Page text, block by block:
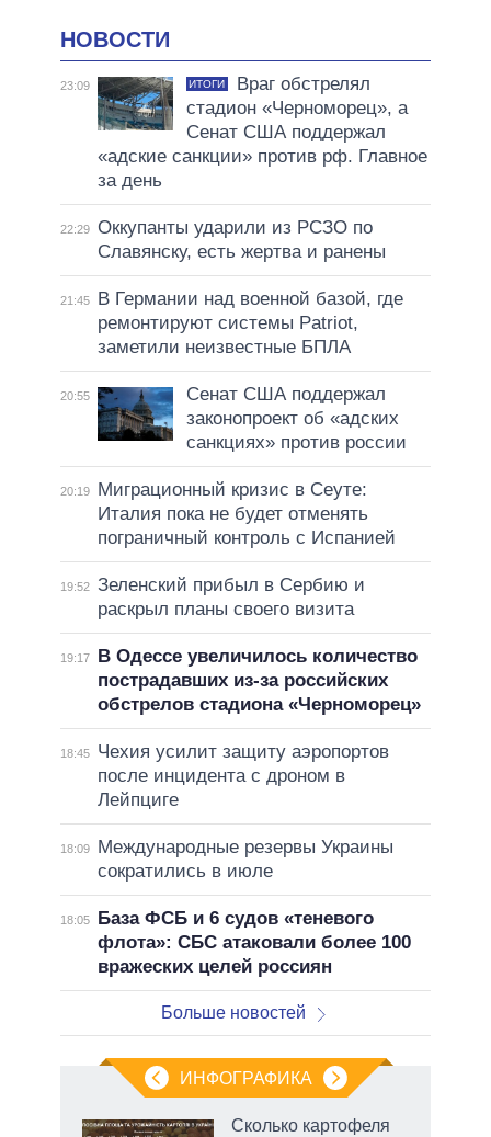
НОВОСТИ
23:09 ИТОГИ
Враг обстрелял
стадион «Черноморец», а
Сенат США поддержал
«адские санкции» против рф. Главное
за день
22:29 Оккупанты ударили из РСЗО по
Славянску, есть жертва и ранены
21:45
В Германии над военной базой, где
ремонтируют системы Patriot,
заметили неизвестные БПЛА
20:55
Сенат США поддержал
законопроект об «адских
санкциях» против россии
20:19
Миграционный кризис в Сеуте:
Италия пока не будет отменять
пограничный контроль с Испанией
19:52 Зеленский прибыл в Сербию и
раскрыл планы своего визита
19:17
В Одессе увеличилось количество
пострадавших из-за российских
обстрелов стадиона «Черноморец»
18:45
Чехия усилит защиту аэропортов
после инцидента с дроном в
Лейпциге
18:09
Международные резервы Украины
сократились в июле
18:05
База ФСБ и 6 судов «теневого
флота»: СБС атаковали более 100
вражеских целей россиян
Больше новостей
ИНФОГРАФИКА
Сколько картофеля